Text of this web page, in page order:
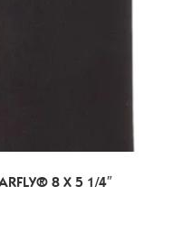
8 X 5 1/4″